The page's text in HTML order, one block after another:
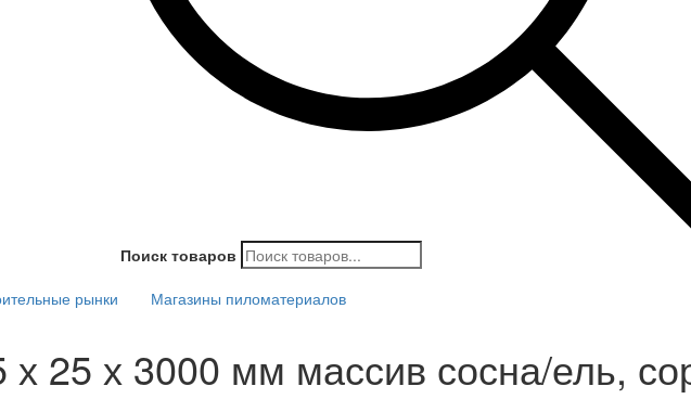
Поиск товаров
рынки Магазины пиломатериалов
х 25 х 3000 мм массив сосна/ель,